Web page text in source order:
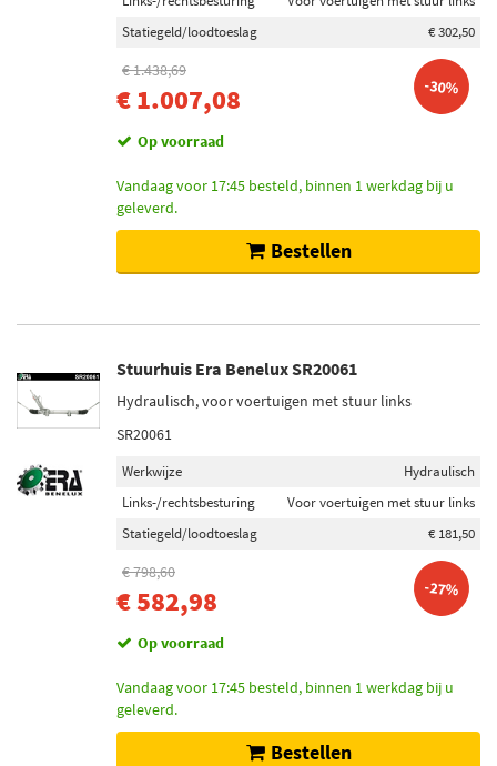
Statiegeld/loodtoeslag
€ 302,50
€ 1.438,69
€ 1.007,08 -30%
Op voorraad
Vandaag voor 17:45 besteld, binnen 1 werkdag bij u
geleverd.
Bestellen
Stuurhuis Era Benelux SR20061
Hydraulisch, voor voertuigen met stuur links
SR20061
Werkwijze
Hydraulisch
Links-/rechtsbesturing
Voor voertuigen met stuur links
Statiegeld/loodtoeslag
€ 181,50
€ 798,60
€ 582,98 -27%
Op voorraad
Vandaag voor 17:45 besteld, binnen 1 werkdag bij u
geleverd.
Bestellen